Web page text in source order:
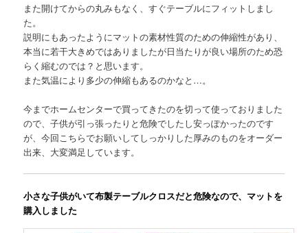
また開けてからの丸みもなく、すぐテーブルにフィットしまし
た。
説明にもあったようにマットの素材性質のための伸縮性があり、
本当に若干大きめではありましたが日当たりが良い場所のため恐
らく縮むのでは？と思います。
また気温により多少の伸縮もあるのかなと…。
今までホームセンターで買ってきたのを切って使っておりました
ので、子供が引っ張ったりと危険でしたし安っぽかったのです
が、今回こちらでお願いしてしっかりした厚みのものをオーダー
出来、大変満足しています。
小さな子供がいて布製テーブルクロスだと危険なので、マットを
購入しました